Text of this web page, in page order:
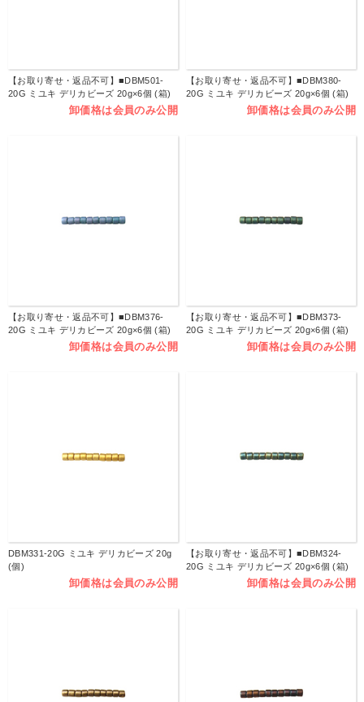
【お取り寄せ・返品不可】■DBM501-
20G ミユキ デリカビーズ 20g×6個 (箱)
卸価格は会員のみ公開
【お取り寄せ・返品不可】■DBM380-
20G ミユキ デリカビーズ 20g×6個 (箱)
卸価格は会員のみ公開
【お取り寄せ・返品不可】■DBM376-
20G ミユキ デリカビーズ 20g×6個 (箱)
卸価格は会員のみ公開
【お取り寄せ・返品不可】■DBM373-
20G ミユキ デリカビーズ 20g×6個 (箱)
卸価格は会員のみ公開
DBM331-20G ミユキ デリカビーズ 20g
(個)
卸価格は会員のみ公開
【お取り寄せ・返品不可】■DBM324-
20G ミユキ デリカビーズ 20g×6個 (箱)
卸価格は会員のみ公開